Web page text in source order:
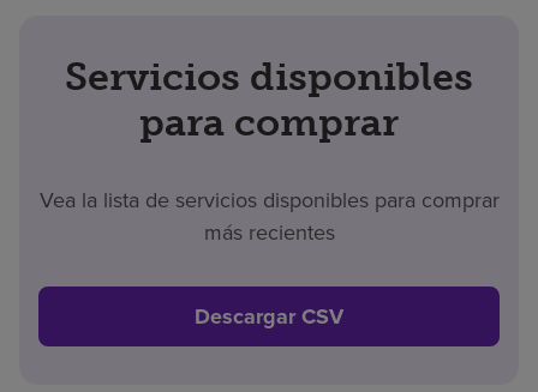
Servicios disponibles
para comprar
Vea la lista de servicios disponibles para comprar
más recientes
Descargar CSV